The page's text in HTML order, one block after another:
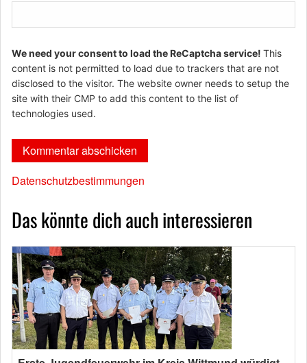
We need your consent to load the ReCaptcha service! This
content is not permitted to load due to trackers that are not
disclosed to the visitor. The website owner needs to setup the
site with their CMP to add this content to the list of
technologies used.
Datenschutzbestimmungen
Das könnte dich auch interessieren